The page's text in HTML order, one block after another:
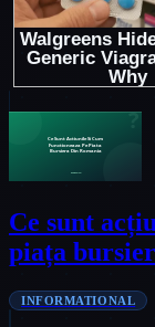
Ce sunt
piața
INFORMATIONAL